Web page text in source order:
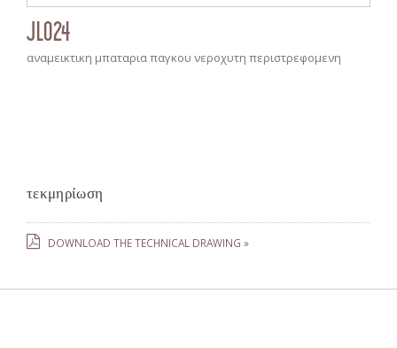
JL024
αναμεικτικη μπαταρια παγκου νεροχυτη περιστρεφομενη
τεκμηρίωση
DOWNLOAD THE TECHNICAL DRAWING »